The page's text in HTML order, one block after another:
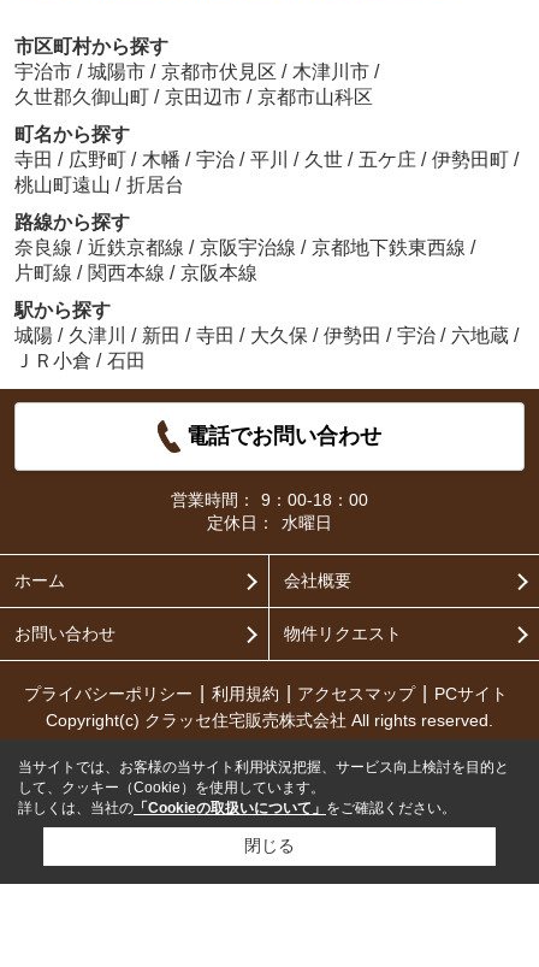
市区町村から探す
宇治市 / 城陽市 / 京都市伏見区 / 木津川市 /
久世郡久御山町 / 京田辺市 / 京都市山科区
町名から探す
寺田 / 広野町 / 木幡 / 宇治 / 平川 / 久世 / 五ケ庄 / 伊勢田町 /
桃山町遠山 / 折居台
路線から探す
奈良線 / 近鉄京都線 / 京阪宇治線 / 京都地下鉄東西線 /
片町線 / 関西本線 / 京阪本線
駅から探す
城陽 / 久津川 / 新田 / 寺田 / 大久保 / 伊勢田 / 宇治 / 六地蔵 /
ＪＲ小倉 / 石田
電話でお問い合わせ
営業時間：
9：00-18：00
定休日：
水曜日
ホーム 会社概要
お問い合わせ 物件リクエスト
プライバシーポリシー 利用規約 アクセスマップ
PCサイト
Copyright(c) クラッセ住宅販売株式会社 All rights reserved.
当サイトでは、お客様の当サイト利用状況把握、サービス向上検討を目的と
して、クッキー（Cookie）を使用しています。
詳しくは、当社の 「Cookieの取扱いについて」 をご確認ください。
閉じる